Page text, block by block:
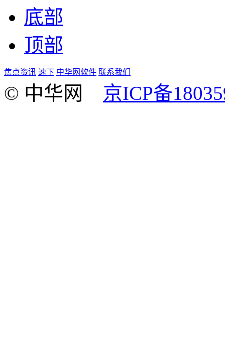
底部
顶部
焦点资讯 速下 中华网软件 联系我们
© 中华网 京ICP备